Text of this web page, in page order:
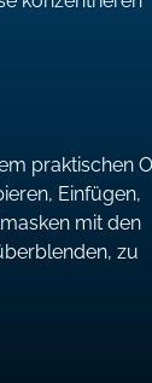
praktischen
Einfügen,
mit den
zu